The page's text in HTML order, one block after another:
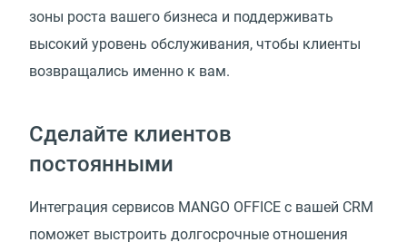
зоны роста вашего бизнеса и поддерживать
высокий уровень обслуживания, чтобы клиенты
возвращались именно к вам.
Сделайте клиентов
постоянными
Интеграция сервисов MANGO OFFICE с вашей CRM
поможет выстроить долгосрочные отношения